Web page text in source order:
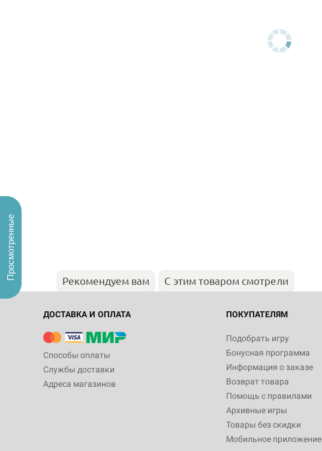
Рекомендуем вам С этим товаром смотрели
ДОСТАВКА И ОПЛАТА
Способы оплаты
Службы доставки
Адреса магазинов
ПОКУПАТЕЛЯМ
Подобрать игру
Бонусная программа
Информация о заказе
Возврат товара
Помощь с правилами
Архивные игры
Товары без скидки
Мобильное приложение
Просмотренные